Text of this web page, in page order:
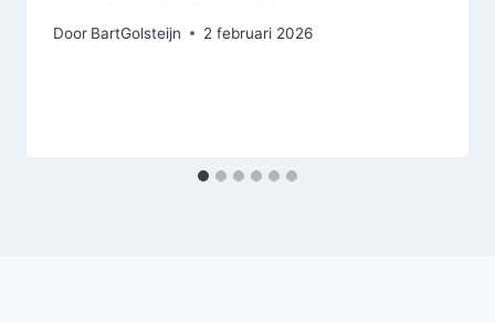
Door BartGolsteijn 2 februari 2026